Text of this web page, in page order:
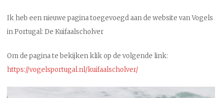
Ik heb een nieuwe pagina toegevoegd aan de website van Vogels
in Portugal: De Kuifaalscholver
Om de pagina te bekijken klik op de volgende link:
https://vogelsportugal.nl/kuifaalscholver/